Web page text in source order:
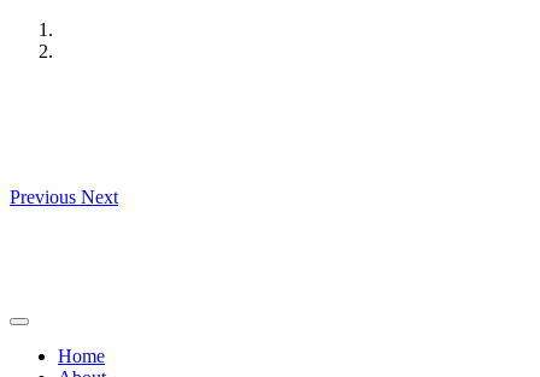
Skip
Previous Next
Home